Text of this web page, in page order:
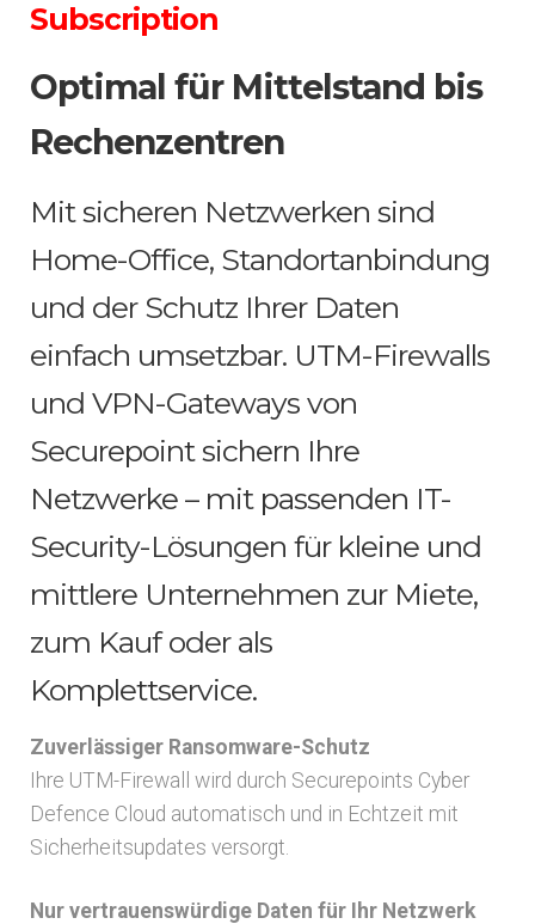
Subscription
Optimal für Mittelstand bis
Rechenzentren
Mit sicheren Netzwerken sind
Home-Office, Standortanbindung
und der Schutz Ihrer Daten
einfach umsetzbar. UTM-Firewalls
und VPN-Gateways von
Securepoint sichern Ihre
Netzwerke – mit passenden IT-
Security-Lösungen für kleine und
mittlere Unternehmen zur Miete,
zum Kauf oder als
Komplettservice.
Zuverlässiger Ransomware-Schutz
Ihre UTM-Firewall wird durch Securepoints Cyber
Defence Cloud automatisch und in Echtzeit mit
Sicherheitsupdates versorgt.
Nur vertrauenswürdige Daten für Ihr Netzwerk